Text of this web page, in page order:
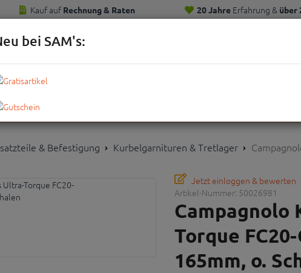
Kauf auf Rechnung & Raten 20 JahreErfahrung & über
Kunden
KOMPLETTRÄDER
& Befestigung Kurbelgarnituren & Tretlager
Jetzt einloggen & bewerten
Artikel-Nummer: 50026981
Campagnolo
Torque
165mm, o.
bei SAM's: